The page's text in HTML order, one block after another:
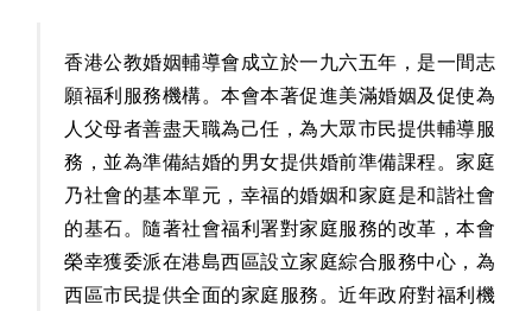
香港公教婚姻輔導會成立於一九六五年，是一間志
願福利服務機構。本會本著促進美滿婚姻及促使為
人父母者善盡天職為己任，為大眾市民提供輔導服
務，並為準備結婚的男女提供婚前準備課程。家庭
乃社會的基本單元，幸福的婚姻和家庭是和諧社會
的基石。隨著社會福利署對家庭服務的改革，本會
榮幸獲委派在港島西區設立家庭綜合服務中心，為
西區市民提供全面的家庭服務。近年政府對福利機